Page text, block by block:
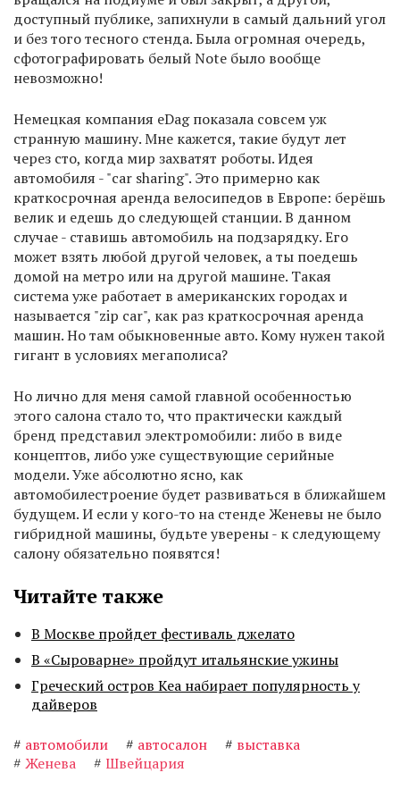
доступный публике, запихнули в самый дальний угол
и без того тесного стенда. Была огромная очередь,
сфотографировать белый Note было вообще
невозможно!
Немецкая компания eDag показала совсем уж
странную машину. Мне кажется, такие будут лет
через сто, когда мир захватят роботы. Идея
автомобиля - "car sharing". Это примерно как
краткосрочная аренда велосипедов в Европе: берёшь
велик и едешь до следующей станции. В данном
случае - ставишь автомобиль на подзарядку. Его
может взять любой другой человек, а ты поедешь
домой на метро или на другой машине. Такая
система уже работает в американских городах и
называется "zip car", как раз краткосрочная аренда
машин. Но там обыкновенные авто. Кому нужен такой
гигант в условиях мегаполиса?
Но лично для меня самой главной особенностью
этого салона стало то, что практически каждый
бренд представил электромобили: либо в виде
концептов, либо уже существующие серийные
модели. Уже абсолютно ясно, как
автомобилестроение будет развиваться в ближайшем
будущем. И если у кого-то на стенде Женевы не было
гибридной машины, будьте уверены - к следующему
салону обязательно появятся!
Читайте также
В Москве пройдет фестиваль джелато
В «Сыроварне» пройдут итальянские ужины
Греческий остров Кеа набирает популярность у
дайверов
# автомобили # автосалон # выставка
# Женева # Швейцария